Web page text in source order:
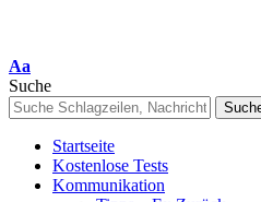
Font
Resizer
Aa
Suche
Startseite
Kostenlose Tests
Kommunikation